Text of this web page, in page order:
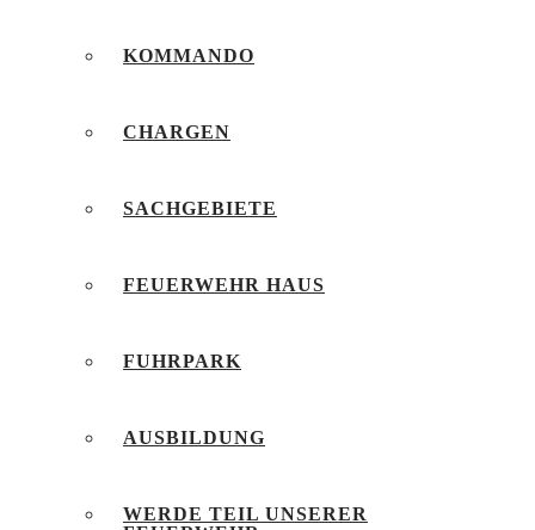
KOMMANDO
CHARGEN
SACHGEBIETE
FEUERWEHR HAUS
FUHRPARK
AUSBILDUNG
WERDE TEIL UNSERER